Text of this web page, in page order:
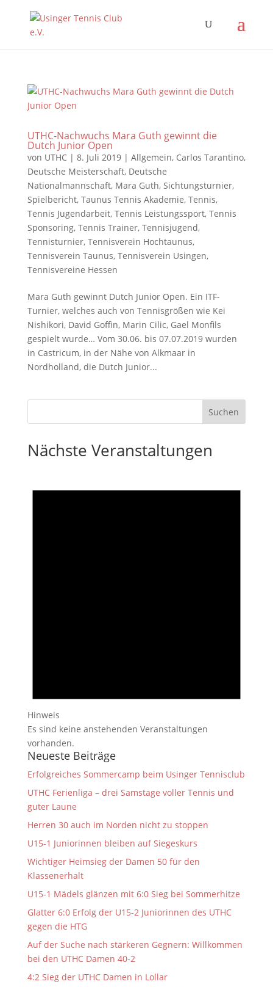
UTHC-Nachwuchs Mara Guth gewinnt die
Dutch Junior Open
von UTHC| 8. Juli 2019| Allgemein, Carlos Tarantino,
Deutsche Meisterschaft, Deutsche
Nationalmannschaft, Mara Guth, Sichtungsturnier,
Spielbericht, Taunus Tennis Akademie, Tennis,
Tennis Jugendarbeit, Tennis Leistungssport, Tennis
Sponsoring, Tennis Trainer, Tennisjugend,
Tennisturnier, Tennisverein Hochtaunus,
Tennisverein Taunus, Tennisverein Usingen,
Tennisvereine Hessen
Mara Guth gewinnt Dutch Junior Open. Ein ITF-
Turnier, welches auch von Tennisgrößen wie Kei
Nishikori, David Goffin, Marin Cilic, Gael Monfils
gespielt wurde… Vom 30.06. bis 07.07.2019 wurden
in Castricum, in der Nähe von Alkmaar in
Nordholland, die Dutch Junior...
Nächste Veranstaltungen
Hinweis
Es sind keine anstehenden Veranstaltungen
vorhanden.
Neueste Beiträge
Erfolgreiches Sommercamp beim Usinger Tennisclub
UTHC Ferienliga – drei Samstage voller Tennis und
guter Laune
Herren 30 auch im Norden nicht zu stoppen
U15-1 Juniorinnen bleiben auf Siegeskurs
Wichtiger Heimsieg der Damen 50 für den
Klassenerhalt
U15-1 Mädels glänzen mit 6:0 Sieg bei Sommerhitze
Glatter 6:0 Erfolg der U15-2 Juniorinnen des UTHC
gegen die HTG
Auf der Suche nach stärkeren Gegnern: Willkommen
bei den UTHC Damen 40-2
4:2 Sieg der UTHC Damen in Lollar